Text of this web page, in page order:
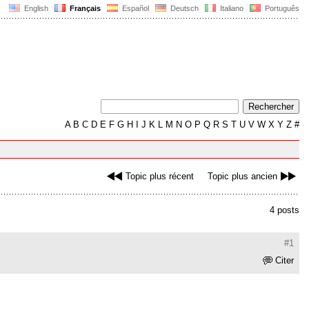
English Français Español Deutsch Italiano Português
AB C D E F G H J K L M N O P Q R S T U V W X Y Z #
Topic plus récent Topic plus ancien
4 posts
#1
Citer